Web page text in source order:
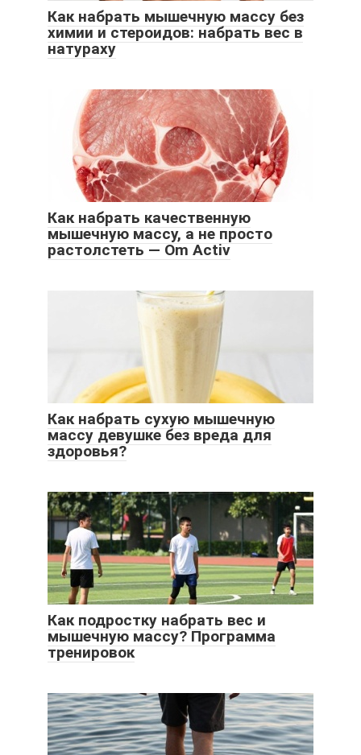
Как набрать мышечную массу без
химии и стероидов: набрать вес в
натураху
Как набрать качественную
мышечную массу, а не просто
растолстеть — Om Activ
Как набрать сухую мышечную
массу девушке без вреда для
здоровья?
Как подростку набрать вес и
мышечную массу? Программа
тренировок